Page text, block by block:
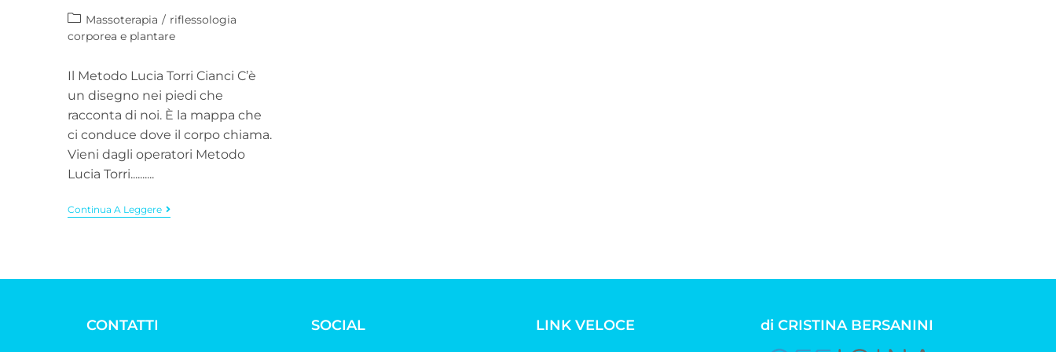
Massoterapia / riflessologia
corporea e plantare
Il Metodo Lucia Torri Cianci C’è
un disegno nei piedi che
racconta di noi. È la mappa che
ci conduce dove il corpo chiama.
Vieni dagli operatori Metodo
Lucia Torri..........
Continua A Leggere
CONTATTI SOCIAL LINK VELOCE di CRISTINA BERSANINI